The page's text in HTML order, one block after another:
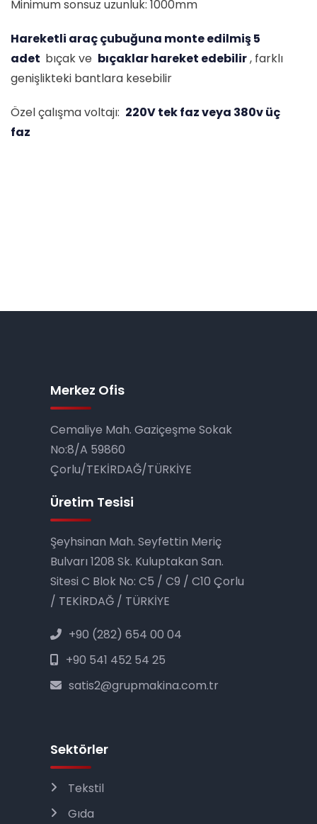
Minimum sonsuz uzunluk: 1000mm
Hareketli araç çubuğuna monte edilmiş 5
adet bıçak ve bıçaklar hareket edebilir, farklı
genişlikteki bantlara kesebilir
Özel çalışma voltajı: 220V tek faz veya 380v üç
faz
Merkez Ofis
Cemaliye Mah. Gaziçeşme Sokak
No:8/A 59860
Çorlu/TEKİRDAĞ/TÜRKİYE
Üretim Tesisi
Şeyhsinan Mah. Seyfettin Meriç
Bulvarı 1208 Sk. Kulup­takan San.
Sitesi C Blok No: C5 / C9 / C10 Çorlu
/ TEKİRDAĞ / TÜRKİYE
+90 (282) 654 00 04
+90 541 452 54 25
satis2@grupmakina.com.tr
Sektörler
Tekstil
Gıda